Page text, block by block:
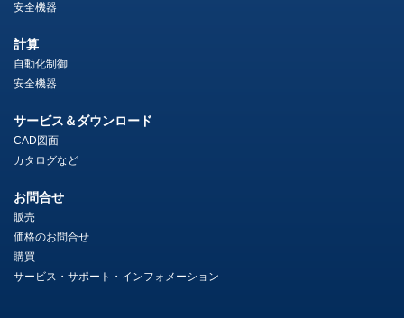
安全機器
計算
自動化制御
安全機器
サービス＆ダウンロード
CAD図面
カタログなど
お問合せ
販売
価格のお問合せ
購買
サービス・サポート・インフォメーション